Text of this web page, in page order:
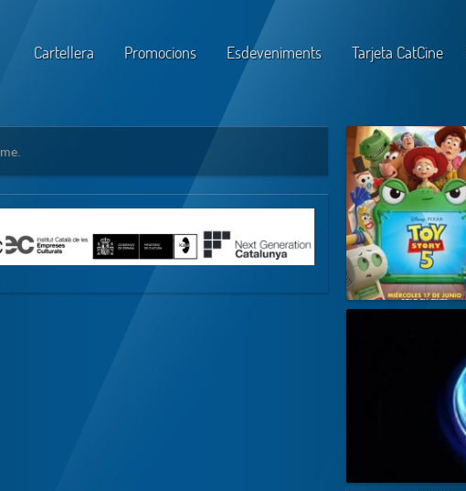
Cartellera Promocions Esdeveniments Tarjeta CatCine